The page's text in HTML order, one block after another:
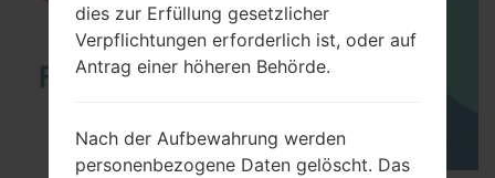
dies zur Erfüllung gesetzlicher
Verpflichtungen erforderlich ist, oder auf
Antrag einer höheren Behörde.
Nach der Aufbewahrung werden
personenbezogene Daten gelöscht. Das